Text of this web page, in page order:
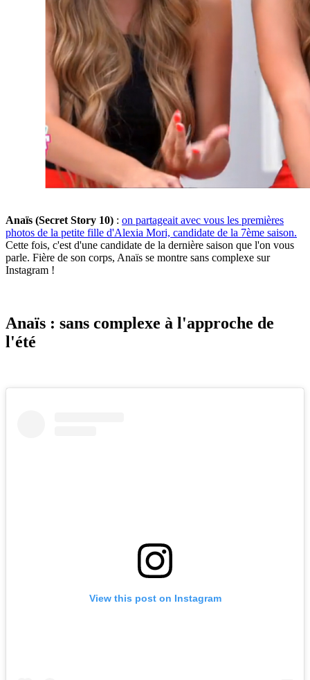
Anaïs (Secret Story 10) : on partageait avec vous les premières
photos de la petite fille d'Alexia Mori, candidate de la 7ème saison.
Cette fois, c'est d'une candidate de la dernière saison que l'on vous
parle. Fière de son corps, Anaïs se montre sans complexe sur
Instagram !
Anaïs : sans complexe à l'approche de
l'été
View this post on Instagram